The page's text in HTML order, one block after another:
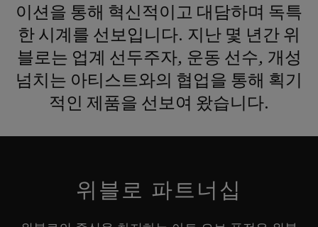
이션을 통해 혁신적이고 대담하며 독특
한 시계를 선보입니다. 지난 몇 년간 위
블로는 업계 선두주자, 운동 선수, 개성
넘치는 아티스트와의 협업을 통해 획기
적인 제품을 선보여 왔습니다.
위블로 파트너십
부티크 검색